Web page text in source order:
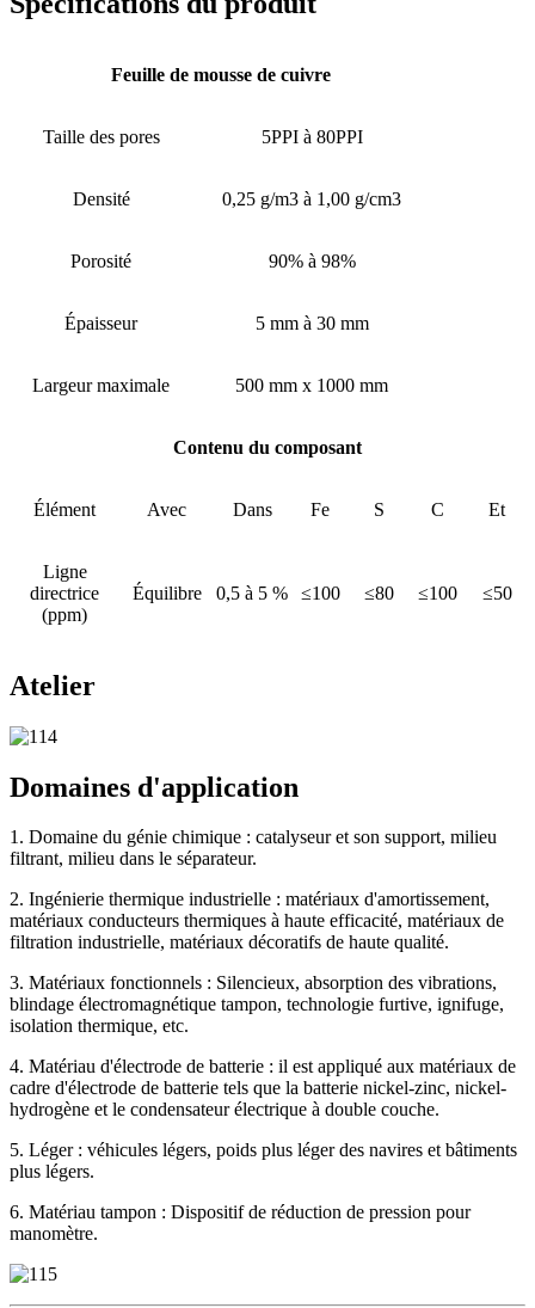
Feuille de mousse de cuivre
Taille des pores 5PPI à 80PPI
Densité 0,25 g/m3 à 1,00 g/cm3
Porosité 90% à 98%
Épaisseur 5 mm à 30 mm
Largeur maximale 500 mm x 1000 mm
Contenu du composant
Élément Avec Dans Fe S C Et
Ligne
directrice
(ppm)
Équilibre 0,5 à 5 % ≤100 ≤80 ≤100 ≤50
Atelier
Domaines d'application
1. Domaine du génie chimique : catalyseur et son support, milieu
filtrant, milieu dans le séparateur.
2. Ingénierie thermique industrielle : matériaux d'amortissement,
matériaux conducteurs thermiques à haute efficacité, matériaux de
filtration industrielle, matériaux décoratifs de haute qualité.
3. Matériaux fonctionnels : Silencieux, absorption des vibrations,
blindage électromagnétique tampon, technologie furtive, ignifuge,
isolation thermique, etc.
4. Matériau d'électrode de batterie : il est appliqué aux matériaux de
cadre d'électrode de batterie tels que la batterie nickel-zinc, nickel-
hydrogène et le condensateur électrique à double couche.
5. Léger : véhicules légers, poids plus léger des navires et bâtiments
plus légers.
6. Matériau tampon : Dispositif de réduction de pression pour
manomètre.